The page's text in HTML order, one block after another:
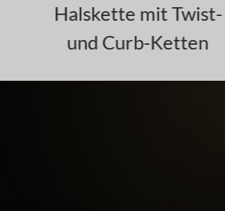
Halskette mit Twist-
und Curb-Ketten